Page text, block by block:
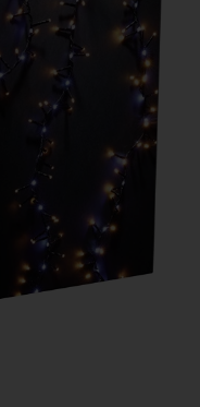
på Trustpilot